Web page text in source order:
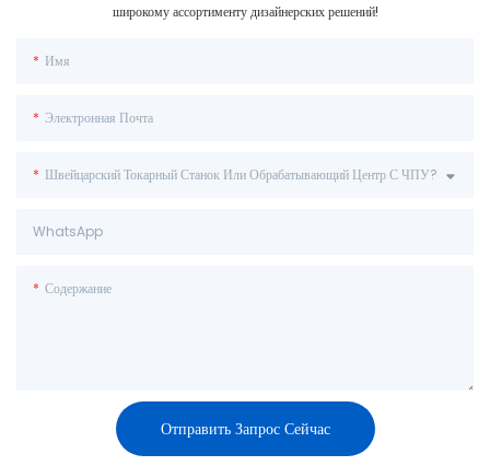
широкому ассортименту дизайнерских решений!
Имя
Электронная Почта
Швейцарский Токарный Станок Или Обрабатывающий Центр С ЧПУ?
WhatsApp
Содержание
Отправить Запрос Сейчас